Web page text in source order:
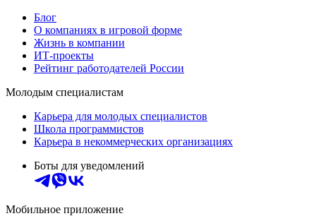
Блог
О компаниях в игровой форме
Жизнь в компании
ИТ-проекты
Рейтинг работодателей России
Молодым специалистам
Карьера для молодых специалистов
Школа программистов
Карьера в некоммерческих организациях
Боты для уведомлений
Мобильное приложение